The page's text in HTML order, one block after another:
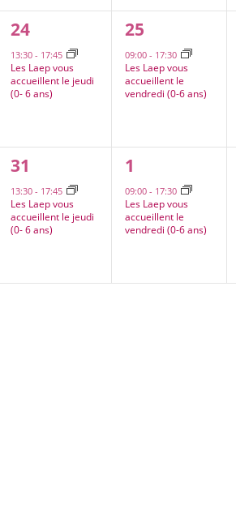
1
évènement,
24
13:30 - 17:45
Les Laep vous
accueillent le jeudi
(0- 6 ans)
1
évènement,
25
09:00- 17:30
Les Laep vous
accueillent le
vendredi (0-6 ans)
1
évènement,
31
13:30 - 17:45
Les Laep vous
accueillent le jeudi
(0- 6 ans)
1
évènement,
1
09:00- 17:30
Les Laep vous
accueillent le
vendredi (0-6 ans)